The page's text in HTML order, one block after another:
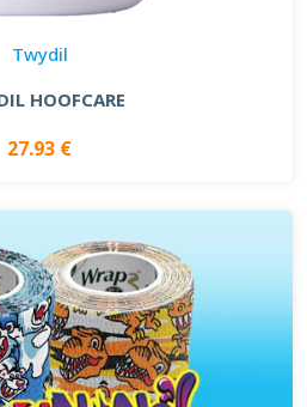
Twydil
HOOFCARE
27.93 €